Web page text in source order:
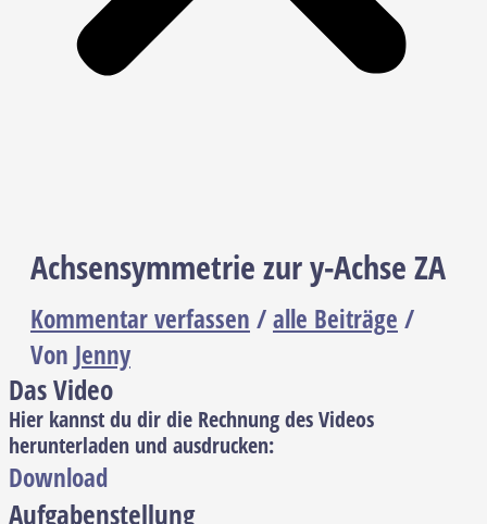
Achsensymmetrie zur y-Achse ZA
Kommentar verfassen /alle Beiträge /
Von Jenny
Das Video
Hier kannst du dir die Rechnung des Videos
herunterladen und ausdrucken:
Download
Aufgabenstellung